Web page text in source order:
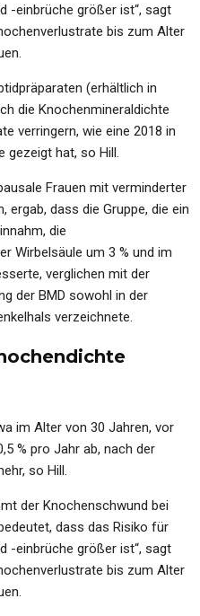
-einbrüche größer ist“, sagt
bis zum Alter
(erhältlich in
die Knochenmineraldichte
verringern, wie eine 2018 in
gezeigt hat, so Hill.
Frauen mit verminderter
ergab, dass die Gruppe, die ein
die
Wirbelsäule um 3 % und im
verglichen mit der
der BMD sowohl in der
verzeichnete.
im Alter von 30 Jahren, vor
% pro Jahr ab, nach der
so Hill.
der Knochenschwund bei
dass das Risiko für
-einbrüche größer ist“, sagt
bis zum Alter